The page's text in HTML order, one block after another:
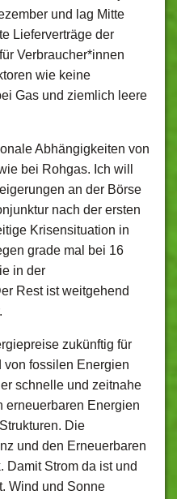
und lag Mitte
Lieferverträge der
Verbraucher*innen
wie keine
Gas und ziemlich leere
Abhängigkeiten von
bei Rohgas. Ich will
an der Börse
nach der ersten
Krisensituation in
grade mal bei 16
in der
Rest ist weitgehend
zukünftig für
fossilen Energien
schnelle und zeitnahe
erneuerbaren Energien
Die
und den Erneuerbaren
Damit Strom da ist und
Wind und Sonne